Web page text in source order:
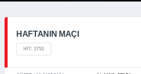
HAFTANIN MAÇI
HIT: 2752